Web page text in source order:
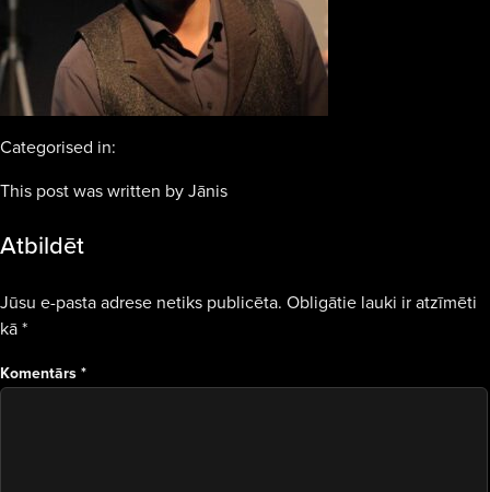
Categorised in:
This post was written by Jānis
Atbildēt
Jūsu e-pasta adrese netiks publicēta. Obligātie lauki ir atzīmēti
kā*
Komentārs*